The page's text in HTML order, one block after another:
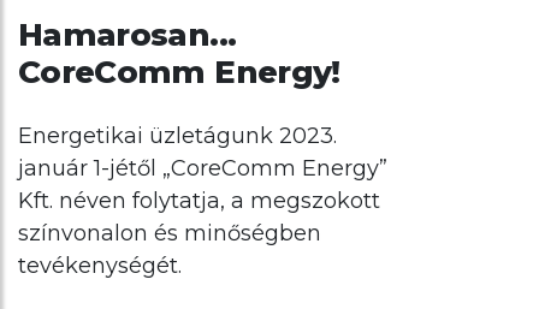
Hamarosan...
CoreComm Energy!
Energetikai üzletágunk 2023.
január 1-jétől „CoreComm Energy”
Kft. néven folytatja, a megszokott
színvonalon és minőségben
tevékenységét.